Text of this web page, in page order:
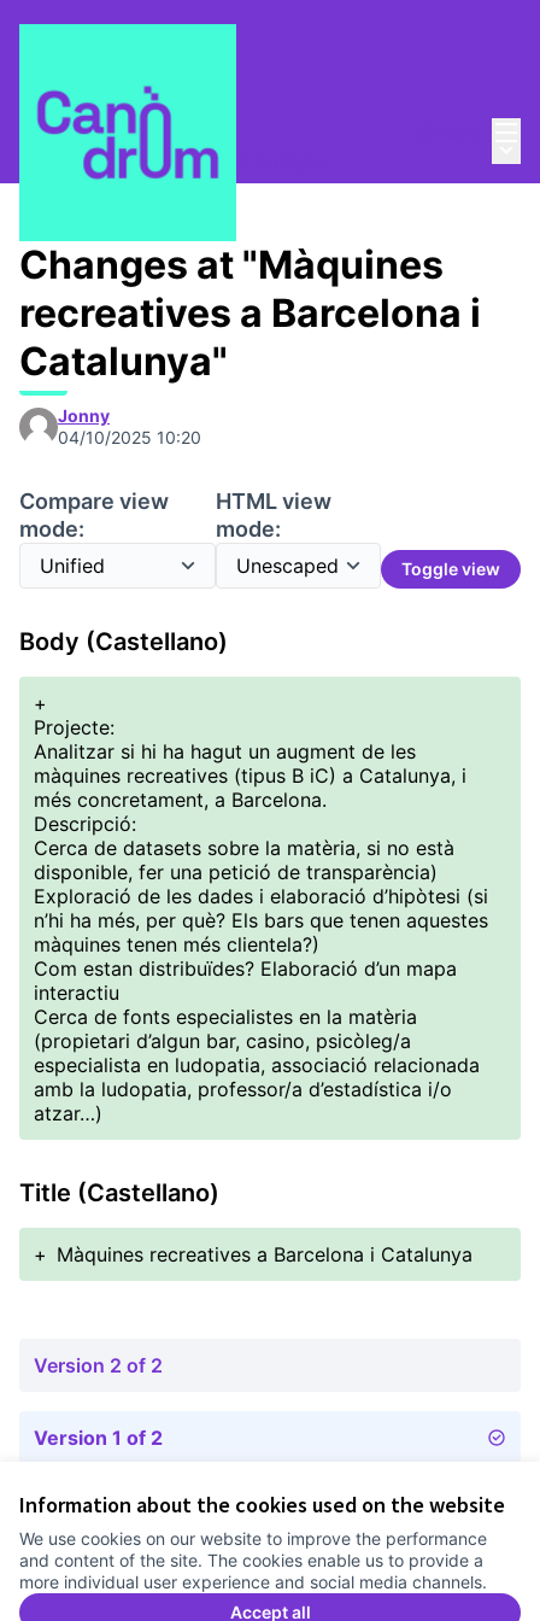
Information about the cookies used on the website
We use cookies on our website to improve the performance
and content of the site. The cookies enable us to provide a
more individual user experience and social media channels.
Accept all
La Colla de les dades
Proposals projects or workshops
Changes at "Màquines
recreatives a Barcelona i
Catalunya"
Jonny
04/10/2025 10:20
Compare view
mode:
HTML view
mode:
Toggle view
Body (Castellano)
+
Projecte:
Analitzar si hi ha hagut un augment de les
màquines recreatives (tipus B iC) a Catalunya, i
més concretament, a Barcelona.
Descripció:
Cerca de datasets sobre la matèria, si no està
disponible, fer una petició de transparència)
Exploració de les dades i elaboració d’hipòtesi (si
n’hi ha més, per què? Els bars que tenen aquestes
màquines tenen més clientela?)
Com estan distribuïdes? Elaboració d’un mapa
interactiu
Cerca de fonts especialistes en la matèria
(propietari d’algun bar, casino, psicòleg/a
especialista en ludopatia, associació relacionada
amb la ludopatia, professor/a d’estadística i/o
atzar…)
Title (Castellano)
+ Màquines recreatives a Barcelona i Catalunya
Version 2 of 2
Version 1 of 2
Cookie settings
Comunitat Canòdrom at Facebook
(External link)
Comunitat Canòdrom at Instagram
(External link)
Comunitat Canòdrom at YouTube
(External link)
English
Triar la llenguaElegir el idiomaChoose language